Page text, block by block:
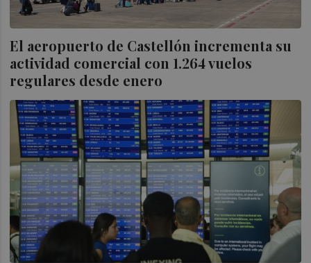
El aeropuerto de Castellón incrementa su
actividad comercial con 1.264 vuelos
regulares desde enero